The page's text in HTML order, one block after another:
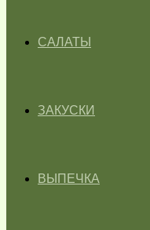
САЛАТЫ
ЗАКУСКИ
ВЫПЕЧКА